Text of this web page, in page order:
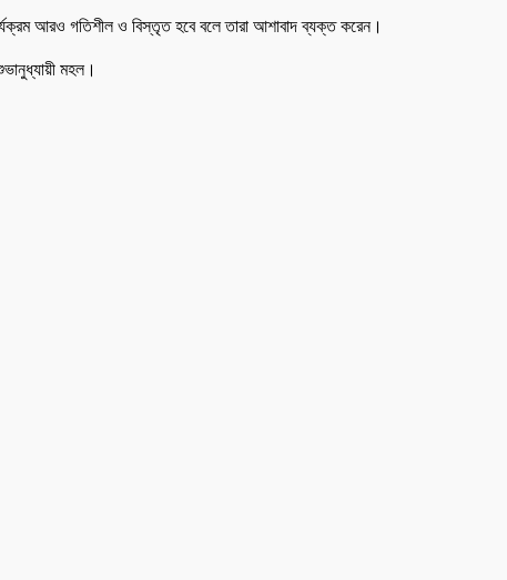
আরও গতিশীল ও বিস্তৃত হবে বলে তারা আশাবাদ ব্যক্ত করেন।
মহল।